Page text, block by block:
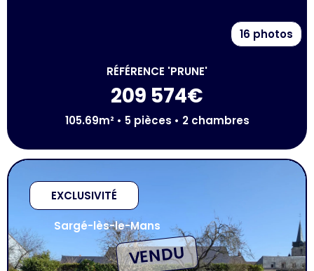
16 photos
RÉFÉRENCE 'PRUNE'
209 574€
105.69m² • 5 pièces • 2 chambres
VENDU
EXCLUSIVITÉ
Sargé-lès-le-Mans